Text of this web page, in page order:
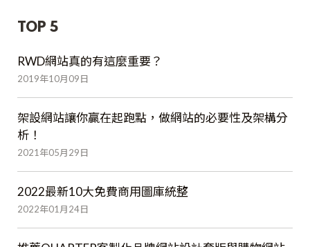
TOP 5
RWD網站真的有這麼重要？
2019年10月09日
架設網站讓你贏在起跑點，做網站的必要性及架構分
析！
2021年05月29日
2022最新10大免費商用圖庫統整
2022年01月24日